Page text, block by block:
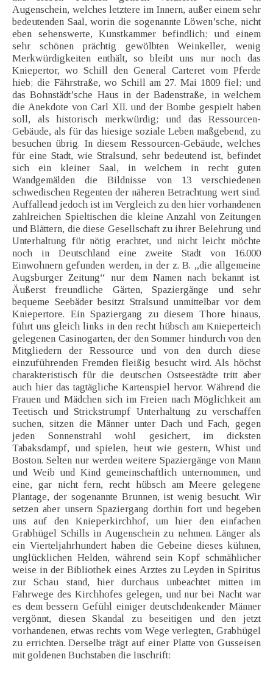
Augenschein, welches letztere im Innern, außer einem sehr
bedeutenden Saal, worin die sogenannte Löwen’sche, nicht
eben sehenswerte, Kunstkammer befindlich; und einem
sehr schönen prächtig gewölbten Weinkeller, wenig
Merkwürdigkeiten enthält, so bleibt uns nur noch das
Kniepertor, wo Schill den General Carteret vom Pferde
hieb; die Fährstraße, wo Schill am 27. Mai 1809 fiel; und
das Bohnstädt’sche Haus in der Badenstraße, in welchem
die Anekdote von Carl XII. und der Bombe gespielt haben
soll, als historisch merkwürdig; und das Ressourcen-
Gebäude, als für das hiesige soziale Leben maßgebend‚ zu
besuchen übrig. In diesem Ressourcen-Gebäude, welches
für eine Stadt, wie Stralsund, sehr bedeutend ist, befindet
sich ein kleiner Saal, in welchem in recht guten
Wandgemälden die Bildnisse von 13 verschiedenen
schwedischen Regenten der näheren Betrachtung wert sind.
Auffallend jedoch ist im Vergleich zu den hier vorhandenen
zahlreichen Spieltischen die kleine Anzahl von Zeitungen
und Blättern, die diese Gesellschaft zu ihrer Belehrung und
Unterhaltung für nötig erachtet, und nicht leicht möchte
noch in Deutschland eine zweite Stadt von 16.000
Einwohnern gefunden werden, in der z. B. „die allgemeine
Augsburger Zeitung“ nur dem Namen nach bekannt ist.
Äußerst freundliche Gärten, Spaziergänge und sehr
bequeme Seebäder besitzt Stralsund unmittelbar vor dem
Kniepertore. Ein Spaziergang zu diesem Thore hinaus,
führt uns gleich links in den recht hübsch am Knieperteich
gelegenen Casinogarten, der den Sommer hindurch von den
Mitgliedern der Ressource und von den durch diese
einzuführenden Fremden fleißig besucht wird. Als höchst
charakteristisch für die deutschen Ostseestädte tritt aber
auch hier das tagtägliche Kartenspiel hervor. Während die
Frauen und Mädchen sich im Freien nach Möglichkeit am
Teetisch und Strickstrumpf Unterhaltung zu verschaffen
suchen, sitzen die Männer unter Dach und Fach, gegen
jeden Sonnenstrahl wohl gesichert, im dicksten
Tabaksdampf, und spielen, heut wie gestern, Whist und
Boston. Selten nur werden weitere Spaziergänge von Mann
und Weib und Kind gemeinschaftlich unternommen, und
eine, gar nicht fern, recht hübsch am Meere gelegene
Plantage, der sogenannte Brunnen, ist wenig besucht. Wir
setzen aber unsern Spaziergang dorthin fort und begeben
uns auf den Knieperkirchhof, um hier den einfachen
Grabhügel Schills in Augenschein zu nehmen. Länger als
ein Vierteljahrhundert haben die Gebeine dieses kühnen,
unglücklichen Helden, während sein Kopf schmählicher
weise in der Bibliothek eines Arztes zu Leyden in Spiritus
zur Schau stand, hier durchaus unbeachtet mitten im
Fahrwege des Kirchhofes gelegen, und nur bei Nacht war
es dem bessern Gefühl einiger deutschdenkender Männer
vergönnt, diesen Skandal zu beseitigen und den jetzt
vorhandenen, etwas rechts vom Wege verlegten, Grabhügel
zu errichten. Derselbe trägt auf einer Platte von Gusseisen
mit goldenen Buchstaben die Inschrift: